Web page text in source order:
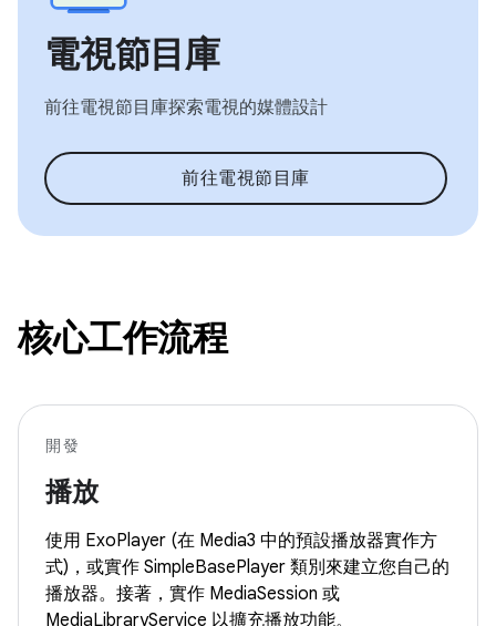
電視節目庫
前往電視節目庫探索電視的媒體設計
前往電視節目庫
核心工作流程
開發
播放
使用 ExoPlayer (在 Media3 中的預設播放器實作方
式)，或實作 SimpleBasePlayer 類別來建立您自己的
播放器。接著，實作 MediaSession 或
MediaLibraryService 以擴充播放功能。